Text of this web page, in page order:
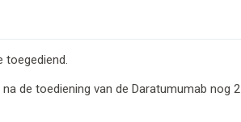
toegediend.
de toediening van de Daratumumab nog 2